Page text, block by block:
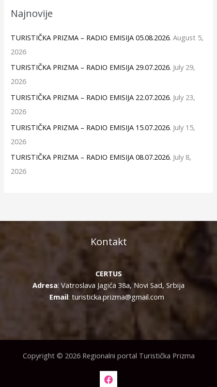
Najnovije
TURISTIČKA PRIZMA – RADIO EMISIJA 05.08.2026. August 5,
2026
TURISTIČKA PRIZMA – RADIO EMISIJA 29.07.2026. July 29,
2026
TURISTIČKA PRIZMA – RADIO EMISIJA 22.07.2026. July 23,
2026
TURISTIČKA PRIZMA – RADIO EMISIJA 15.07.2026. July 15,
2026
TURISTIČKA PRIZMA – RADIO EMISIJA 08.07.2026. July 8,
2026
Kontakt
CERTUS
Adresa: Vatroslava Jagića 38a, Novi Sad, Srbija
Email: turisticka.prizma@gmail.com
Copyright © 2026 Regionalni portal Turistička Prizma